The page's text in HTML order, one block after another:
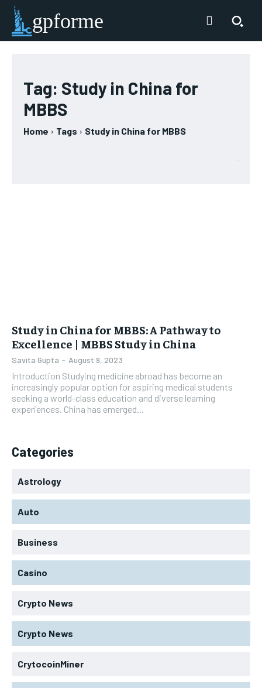
gpforme
Tag: Study in China for
MBBS
Home Tags Study in China for MBBS
Study in China for MBBS: A Pathway to
Excellence | MBBS Study in China
Savita Gupta - August 9, 2023
Introduction Studying medicine abroad has become an
increasingly popular option for aspiring medical students
seeking a world-class education and diverse learning
experiences. China has emerged...
Categories
Astrology
Auto
Business
Casino
Crypto News
Crypto News
CrytocoinMiner